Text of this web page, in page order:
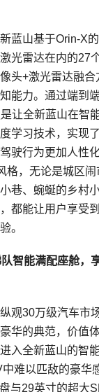
蓝山基于Orin-X
光雷达在内的27
头+激光雷达融合
能力。通过端到
让全新蓝山在智
学习技术，实现
驶行为更加人性
格，无论是城区
巷、蜿蜒的乡村
都能让用户享受
。
智能满配座舱，
观30万级汽车市
华的典范，价值
入全新蓝山的智
难以匹敌的豪华
与29英寸的超大